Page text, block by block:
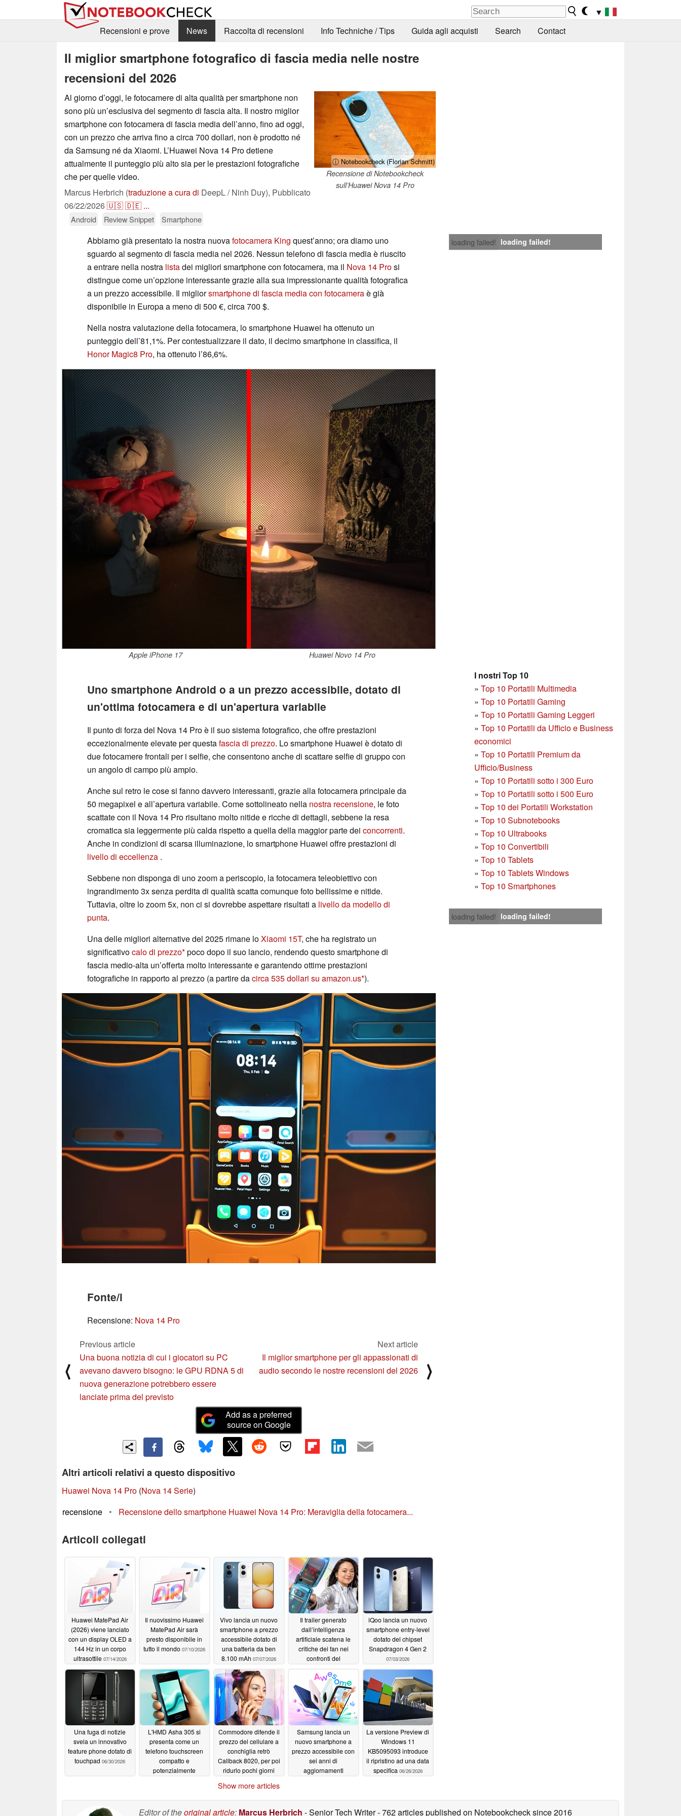
▼
Recensioni e prove
News Raccolta di recensioni Info Techniche / Tips Guida agli acquisti Search Contact
Il miglior smartphone fotografico di fascia media nelle nostre
recensioni del 2026
ⓘ Notebookcheck (Florian Schmitt)
Recensione di Notebookcheck
sull’Huawei Nova 14 Pro
Al giorno d’oggi, le fotocamere di alta qualità per smartphone non
sono più un’esclusiva del segmento di fascia alta. Il nostro miglior
smartphone con fotocamera di fascia media dell’anno, fino ad oggi,
con un prezzo che arriva fino a circa 700 dollari, non è prodotto né
da Samsung né da Xiaomi. L’Huawei Nova 14 Pro detiene
attualmente il punteggio più alto sia per le prestazioni fotografiche
che per quelle video.
Marcus Herbrich (traduzione a cura di DeepL / Ninh Duy), Pubblicato
06/22/2026🇺🇸🇩🇪 ...
Android Review Snippet Smartphone
loading failed! loading failed!
Abbiamo già presentato la nostra nuovafotocamera King quest’anno; ora diamo uno
sguardo al segmento di fascia media nel 2026. Nessun telefono di fascia media è riuscito
a entrare nella nostra listadei migliori smartphone con fotocamera, ma il Nova 14 Prosi
distingue come un’opzione interessante grazie alla sua impressionante qualità fotografica
a un prezzo accessibile. Il migliorsmartphone di fascia media con fotocameraè già
disponibile in Europa a meno di 500 €, circa 700 $.
Nella nostra valutazione della fotocamera, lo smartphone Huawei ha ottenuto un
punteggio dell’81,1%. Per contestualizzare il dato, il decimo smartphone in classifica, il
Honor Magic8 Pro, ha ottenuto l’86,6%.
Apple iPhone 17 Huawei Novo 14 Pro
I nostri Top 10
» Top 10 Portatili Multimedia
» Top 10 Portatili Gaming
» Top 10 Portatili Gaming Leggeri
» Top 10 Portatili da Ufficio e Business
economici
» Top 10 Portatili Premium da
Ufficio/Business
» Top 10 Portatili sotto i 300 Euro
» Top 10 Portatili sotto i 500 Euro
» Top 10 dei Portatili Workstation
» Top 10 Subnotebooks
» Top 10 Ultrabooks
» Top 10 Convertibili
» Top 10 Tablets
» Top 10 Tablets Windows
» Top 10 Smartphones
loading failed! loading failed!
Uno smartphone Android o a un prezzo accessibile, dotato di
un'ottima fotocamera e di un'apertura variabile
Il punto di forza del Nova 14 Pro è il suo sistema fotografico, che offre prestazioni
eccezionalmente elevate per questafascia di prezzo. Lo smartphone Huawei è dotato di
due fotocamere frontali per i selfie, che consentono anche di scattare selfie di gruppo con
un angolo di campo più ampio.
Anche sul retro le cose si fanno davvero interessanti, grazie alla fotocamera principale da
50 megapixel e all’apertura variabile. Come sottolineato nella nostra recensione, le foto
scattate con il Nova 14 Pro risultano molto nitide e ricche di dettagli, sebbene la resa
cromatica sia leggermente più calda rispetto a quella della maggior parte dei concorrenti.
Anche in condizioni di scarsa illuminazione, lo smartphone Huawei offre prestazioni di
livello di eccellenza .
Sebbene non disponga di uno zoom a periscopio, la fotocamera teleobiettivo con
ingrandimento 3x senza perdita di qualità scatta comunque foto bellissime e nitide.
Tuttavia, oltre lo zoom 5x, non ci si dovrebbe aspettare risultati a livello da modello di
punta.
Una delle migliori alternative del 2025 rimane loXiaomi 15T, che ha registrato un
significativocalo di prezzo poco dopo il suo lancio, rendendo questo smartphone di
fascia medio-alta un’offerta molto interessante e garantendo ottime prestazioni
fotografiche in rapporto al prezzo (a partire dacirca 535 dollari su amazon.us ).
Fonte/i
Recensione: Nova 14 Pro
⟨
Previous article
Una buona notizia di cui i giocatori su PC
avevano davvero bisogno: le GPU RDNA 5 di
nuova generazione potrebbero essere
lanciate prima del previsto
Next article
Il miglior smartphone per gli appassionati di
audio secondo le nostre recensioni del 2026
⟩
Add as a preferred
source on Google
Altri articoli relativi a questo dispositivo
Huawei Nova 14 Pro (Nova 14 Serie)
recensione
• Recensione dello smartphone Huawei Nova 14 Pro: Meraviglia della fotocamera...
Articoli collegati
Huawei MatePad Air
(2026) viene lanciato
con un display OLED a
144 Hz in un corpo
ultrasottile 07/14/2026
Il nuovissimo Huawei
MatePad Air sarà
presto disponibile in
tutto il mondo 07/10/2026
Vivo lancia un nuovo
smartphone a prezzo
accessibile dotato di
una batteria da ben
8.100 mAh 07/07/2026
Il trailer generato
dall’intelligenza
artificiale scatena le
critiche dei fan nei
confronti del
8020, proprio mentre
viene applicato un
taglio di prezzo
07/04/2026
iQoo lancia un nuovo
smartphone entry-level
dotato del chipset
Snapdragon 4 Gen 2
07/03/2026
Una fuga di notizie
svela un innovativo
feature phone dotato di
touchpad 06/30/2026
L'HMD Asha 305 si
presenta come un
telefono touchscreen
compatto e
potenzialmente
Commodore difende il
prezzo del cellulare a
conchiglia retrò
Callback 8020, per poi
ridurlo pochi giorni
Samsung lancia un
nuovo smartphone a
prezzo accessibile con
sei anni di
aggiornamenti
La versione Preview di
Windows 11
KB5095093 introduce
il ripristino ad una data
specifica 06/26/2026
Show more articles
Editor of theoriginal article: Marcus Herbrich - Senior Tech Writer- 762 articles published on Notebookchecksince 2016